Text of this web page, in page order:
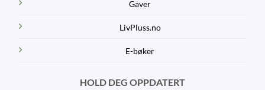
Gaver
LivPluss.no
E-bøker
HOLD DEG OPPDATERT